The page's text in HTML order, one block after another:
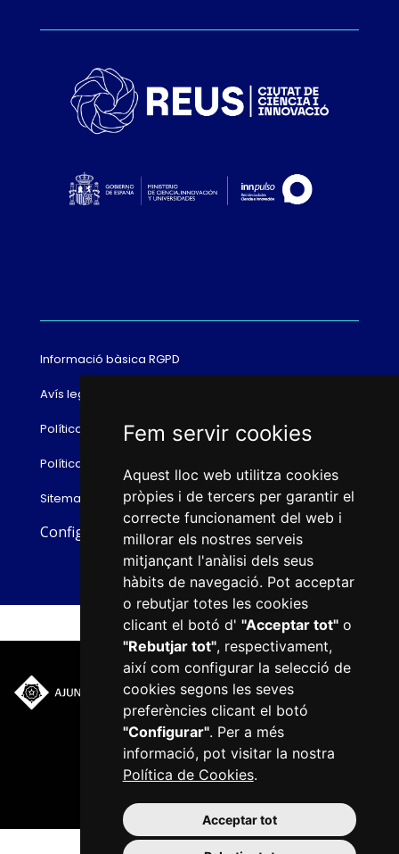
Fem servir cookies
Aquest lloc web utilitza cookies
pròpies i de tercers per garantir el
correcte funcionament del web i
millorar els nostres serveis
mitjançant l'anàlisi dels seus
hàbits de navegació. Pot acceptar
o rebutjar totes les cookies
clicant el botó d' "Acceptar tot"o
"Rebutjar tot", respectivament,
així com configurar la selecció de
cookies segons les seves
preferències clicant el botó
"Configurar". Per a més
informació, pot visitar la nostra
Política de Cookies.
Acceptar tot
Informació bàsica RGPD
Avís legal
Política de cookies
Política de privacitat
Sitemap
Configurar cookies
Plaça del Mercadal · 43201
977 010 010
ajuntament@reus.cat